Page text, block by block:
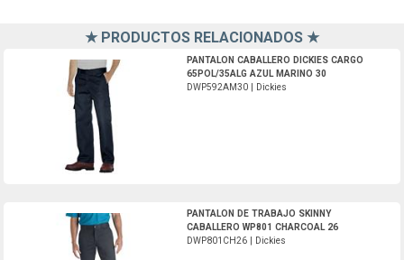
★ PRODUCTOS RELACIONADOS ★
PANTALON CABALLERO DICKIES CARGO
65POL/35ALG AZUL MARINO 30
DWP592AM30 | Dickies
PANTALON DE TRABAJO SKINNY
CABALLERO WP801 CHARCOAL 26
DWP801CH26 | Dickies